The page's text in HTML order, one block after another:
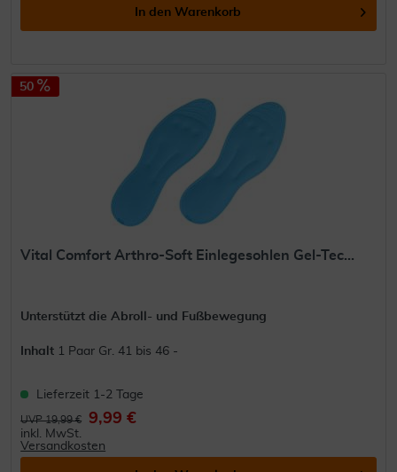
In den Warenkorb
50
Vital Comfort Arthro-Soft Einlegesohlen Gel-Tec...
Unterstützt die Abroll- und Fußbewegung
Inhalt 1 Paar Gr. 41 bis 46 -
Lieferzeit 1-2 Tage
UVP 19,99 € 9,99 €
inkl. MwSt.
Versandkosten